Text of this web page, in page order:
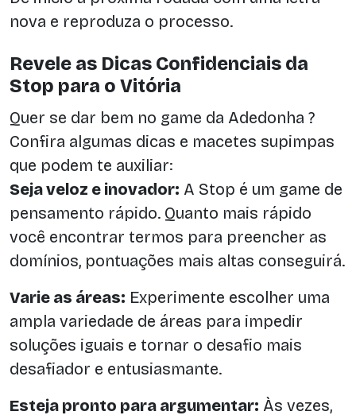
nova e reproduza o processo.
Revele as Dicas Confidenciais da
Stop para o Vitória
Quer se dar bem no game da Adedonha ?
Confira algumas dicas e macetes supimpas
que podem te auxiliar:
Seja veloz e inovador: A Stop é um game de
pensamento rápido. Quanto mais rápido
você encontrar termos para preencher as
domínios, pontuações mais altas conseguirá.
Varie as áreas: Experimente escolher uma
ampla variedade de áreas para impedir
soluções iguais e tornar o desafio mais
desafiador e entusiasmante.
Esteja pronto para argumentar: Às vezes,